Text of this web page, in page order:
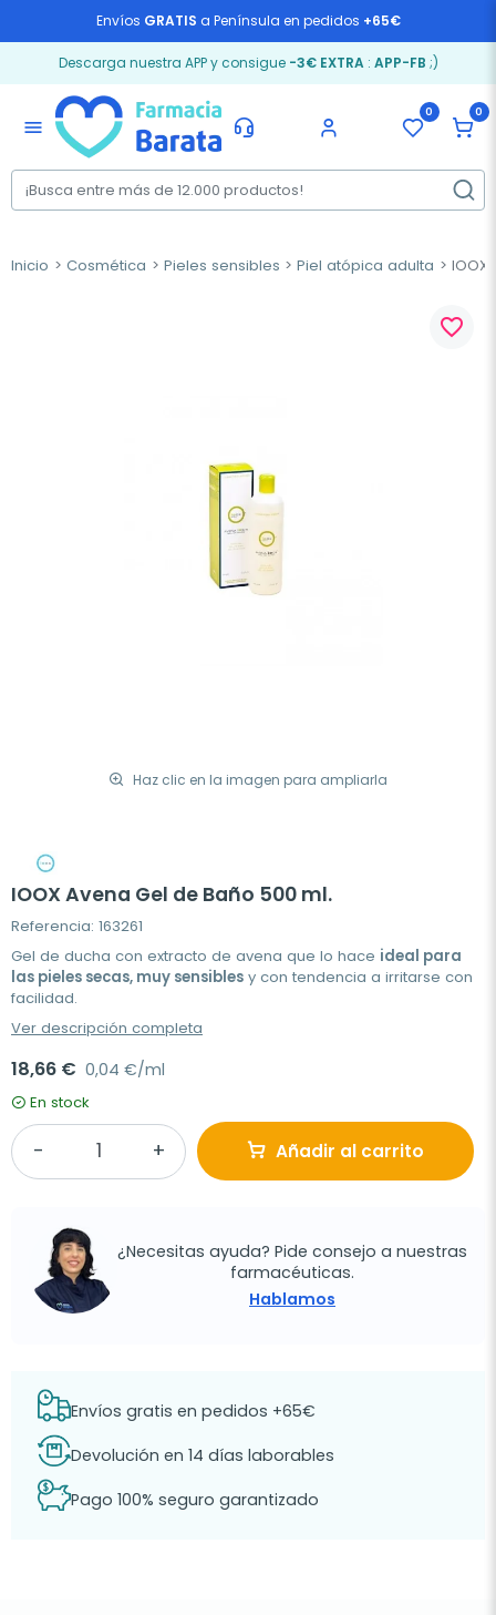
Envíos GRATIS a Península en pedidos +65€
Descarga nuestra APP y consigue -3€ EXTRA: APP-FB ;)
menu
0 0
Inicio Cosmética Pieles sensibles Piel atópica adulta IOOX
Haz clic en la imagen para ampliarla
favorite_border
IOOX Avena Gel de Baño 500 ml.
Referencia: 163261
Gel de ducha con extracto de avena que lo hace ideal para
las pieles secas, muy sensibles y con tendencia a irritarse con
facilidad.
Ver descripción completa
18,66 € 0,04 €/ml
En stock
Añadir al carrito
¿Necesitas ayuda? Pide consejo a nuestras
farmacéuticas.
Hablamos
Envíos gratis en pedidos +65€
Devolución en 14 días laborables
Pago 100% seguro garantizado